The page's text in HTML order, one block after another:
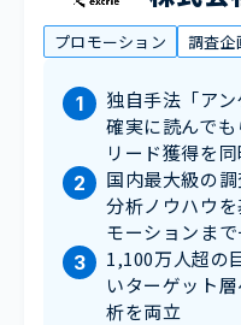
プロモーション 調査企
独自手法「ア
確実に読んで
リード獲得を
国内最大級の
分析ノウハウ
モーションま
1,100万人超の
いターゲット
析を両立